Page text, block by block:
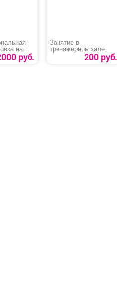
на
по руб.
Занятие в
тренажерном зале
200 руб.